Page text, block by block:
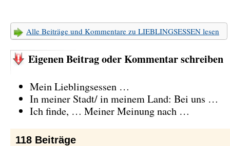
Alle Beiträge und Kommentare zu LIEBLINGSESSEN lesen
Eigenen Beitrag oder Kommentar schreiben
Mein Lieblingsessen …
In meiner Stadt/ in meinem Land: Bei uns …
Ich finde, … Meiner Meinung nach …
118 Beiträge